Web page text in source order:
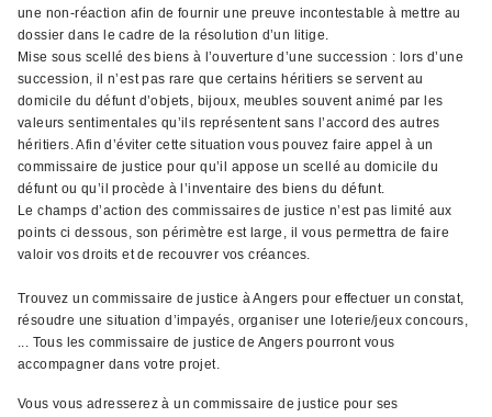
une non-réaction afin de fournir une preuve incontestable à mettre au
dossier dans le cadre de la résolution d’un litige.
Mise sous scellé des biens à l’ouverture d’une succession : lors d’une
succession, il n’est pas rare que certains héritiers se servent au
domicile du défunt d’objets, bijoux, meubles souvent animé par les
valeurs sentimentales qu’ils représentent sans l’accord des autres
héritiers. Afin d’éviter cette situation vous pouvez faire appel à un
commissaire de justice pour qu’il appose un scellé au domicile du
défunt ou qu’il procède à l’inventaire des biens du défunt.
Le champs d’action des commissaires de justice n’est pas limité aux
points ci dessous, son périmètre est large, il vous permettra de faire
valoir vos droits et de recouvrer vos créances.
Trouvez un commissaire de justice à Angers pour effectuer un constat,
résoudre une situation d’impayés, organiser une loterie/jeux concours,
... Tous les commissaire de justice de Angers pourront vous
accompagner dans votre projet.
Vous vous adresserez à un commissaire de justice pour ses